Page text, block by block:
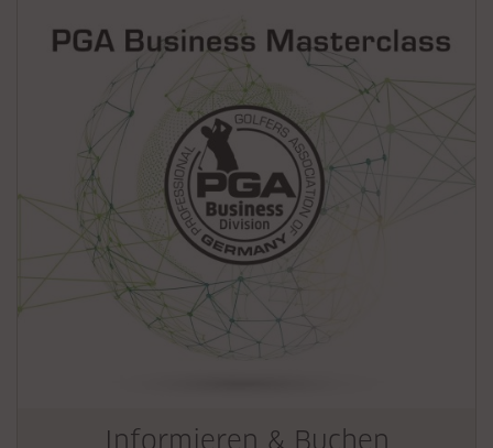
Informieren & Buchen